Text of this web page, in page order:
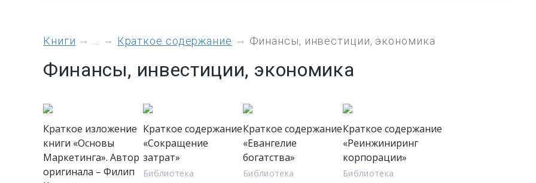
книги Краткое содержание Финансы, инвестиции, экономика
Финансы, инвестиции, экономика
Краткое изложение
книги «Основы
Маркетинга». Автор
оригинала – Филип
Краткое содержание
«Сокращение
затрат»
Библиотека
Краткое содержание
«Евангелие
богатства»
Библиотека
Краткое содержание
«Реинжиниринг
корпорации»
Библиотека